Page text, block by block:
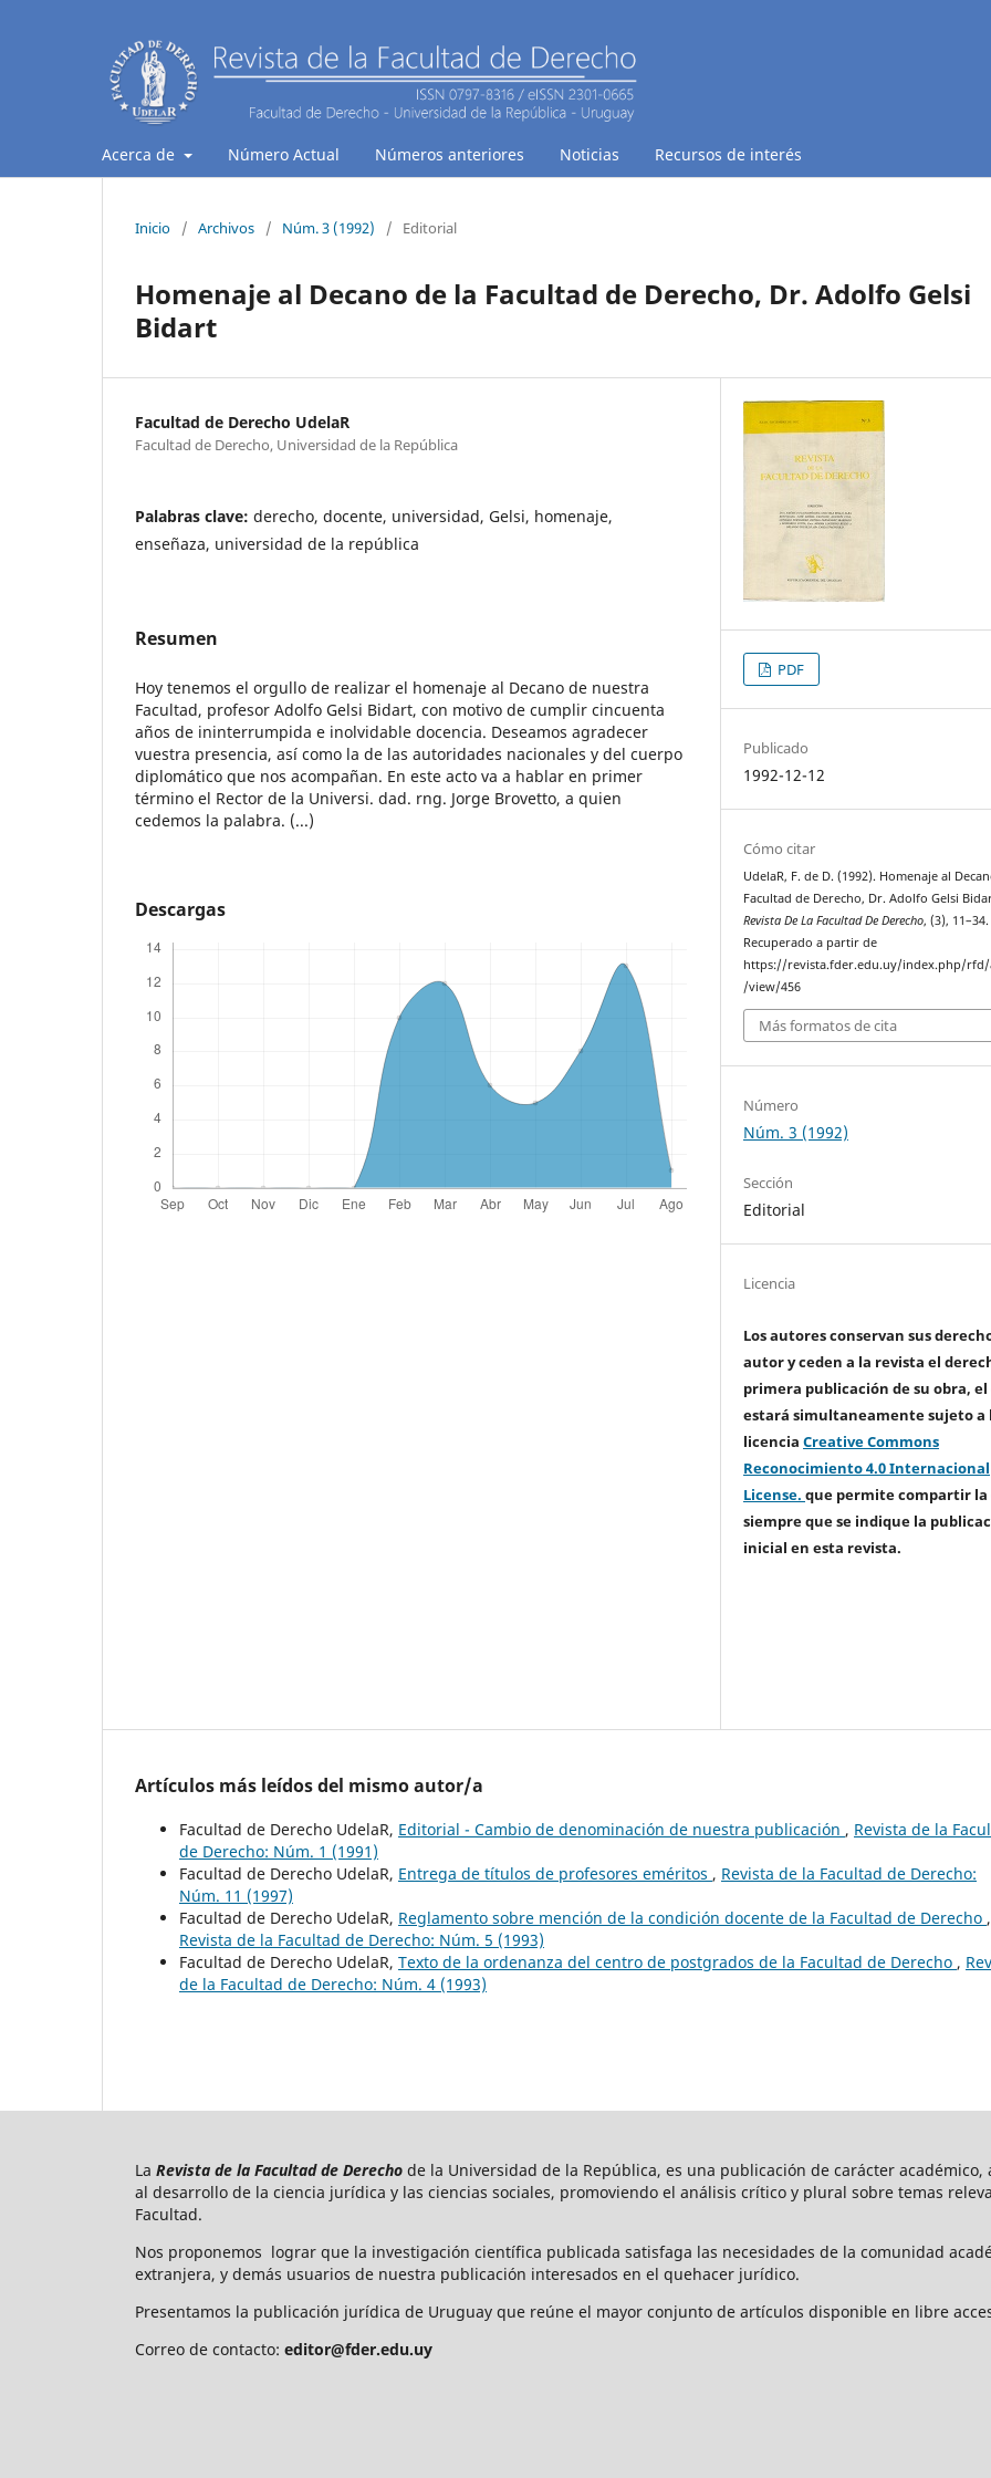
Acerca de Número Actual Números anteriores Noticias Recursos de interés
Inicio / Archivos / Núm. 3 (1992) / Editorial
Homenaje al Decano de la Facultad de Derecho, Dr. Adolfo Gelsi
Bidart
Facultad de Derecho UdelaR
Facultad de Derecho, Universidad de la República
Palabras clave: derecho, docente, universidad, Gelsi, homenaje,
enseñaza, universidad de la república
Resumen
Hoy tenemos el orgullo de realizar el homenaje al Decano de nuestra
Facultad, profesor Adolfo Gelsi Bidart, con motivo de cumplir cincuenta
años de ininterrumpida e inolvidable docencia. Deseamos agradecer
vuestra presencia, así como la de las autoridades nacionales y del cuerpo
diplomático que nos acompañan. En este acto va a hablar en primer
término el Rector de la Universi. dad. rng. Jorge Brovetto, a quien
cedemos la palabra. (...)
Descargas
PDF
Publicado
1992-12-12
Cómo citar
UdelaR, F. de D. (1992). Homenaje al
Facultad de Derecho, Dr. Adolfo Gelsi
Revista De La Facultad De Derecho, (3), 11–34.
Recuperado a partir de
https://revista.fder.edu.uy/index.php/
/view/456
Más formatos de cita
Número
Núm. 3 (1992)
Sección
Editorial
Licencia
Los autores conservan sus
autor y ceden a la revista el
primera publicación de su obra, el
estará simultaneamente sujeto a
licenciaCreative Commons
Reconocimiento 4.0 Internacional
License.que permite compartir la
siempre que se indique la
inicial en esta revista.
Artículos más leídos del mismo autor/a
Facultad de Derecho UdelaR, Editorial - Cambio de denominación de nuestra publicación , Revista de la
de Derecho: Núm. 1 (1991)
Facultad de Derecho UdelaR, Entrega de títulos de profesores eméritos , Revista de la Facultad de Derecho:
Núm. 11 (1997)
Facultad de Derecho UdelaR, Reglamento sobre mención de la condición docente de la Facultad de Derecho ,
Revista de la Facultad de Derecho: Núm. 5 (1993)
Facultad de Derecho UdelaR, Texto de la ordenanza del centro de postgrados de la Facultad de Derecho ,
de la Facultad de Derecho: Núm. 4 (1993)
La Revista de la Facultad de Derecho de la Universidad de la República, es una publicación de carácter
al desarrollo de la ciencia jurídica y las ciencias sociales, promoviendo el análisis crítico y plural sobre temas
Facultad.
Nos proponemos lograr que la investigación científica publicada satisfaga las necesidades de la comunidad
extranjera, y demás usuarios de nuestra publicación interesados en el quehacer jurídico.
Presentamos la publicación jurídica de Uruguay que reúne el mayor conjunto de artículos disponible en libre
Correo de contacto: editor@fder.edu.uy